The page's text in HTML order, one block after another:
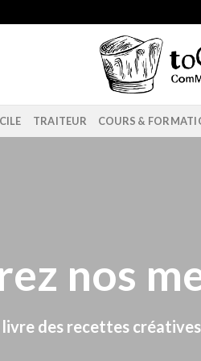
TRAITEUR COURS &
nos
livre des recettes